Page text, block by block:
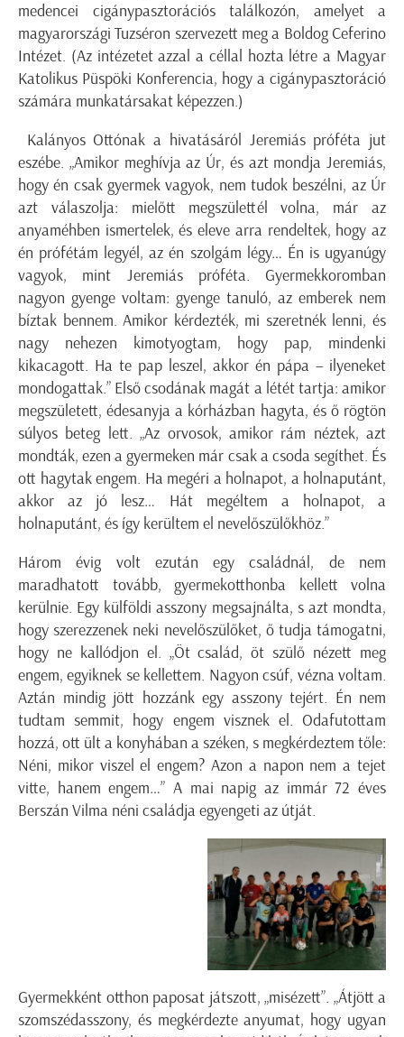
medencei cigánypasztorációs találkozón, amelyet a
magyarországi Tuzséron szervezett meg a Boldog Ceferino
Intézet. (Az intézetet azzal a céllal hozta létre a Magyar
Katolikus Püspöki Konferencia, hogy a cigánypasztoráció
számára munkatársakat képezzen.)
Kalányos Ottónak a hivatásáról Jeremiás próféta jut
eszébe. „Amikor meghívja az Úr, és azt mondja Jeremiás,
hogy én csak gyermek vagyok, nem tudok beszélni, az Úr
azt válaszolja: mielőtt megszülettél volna, már az
anyaméhben ismertelek, és eleve arra rendeltek, hogy az
én prófétám legyél, az én szolgám légy… Én is ugyanúgy
vagyok, mint Jeremiás próféta. Gyermekkoromban
nagyon gyenge voltam: gyenge tanuló, az emberek nem
bíztak bennem. Amikor kérdezték, mi szeretnék lenni, és
nagy nehezen kimotyogtam, hogy pap, mindenki
kikacagott. Ha te pap leszel, akkor én pápa – ilyeneket
mondogattak.” Első csodának magát a létét tartja: amikor
megszületett, édesanyja a kórházban hagyta, és ő rögtön
súlyos beteg lett. „Az orvosok, amikor rám néztek, azt
mondták, ezen a gyermeken már csak a csoda segíthet. És
ott hagytak engem. Ha megéri a holnapot, a holnaputánt,
akkor az jó lesz… Hát megéltem a holnapot, a
holnaputánt, és így kerültem el nevelőszülőkhöz.”
Három évig volt ezután egy családnál, de nem
maradhatott tovább, gyermekotthonba kellett volna
kerülnie. Egy külföldi asszony megsajnálta, s azt mondta,
hogy szerezzenek neki nevelőszülőket, ő tudja támogatni,
hogy ne kallódjon el. „Öt család, öt szülő nézett meg
engem, egyiknek se kellettem. Nagyon csúf, vézna voltam.
Aztán mindig jött hozzánk egy asszony tejért. Én nem
tudtam semmit, hogy engem visznek el. Odafutottam
hozzá, ott ült a konyhában a széken, s megkérdeztem tőle:
Néni, mikor viszel el engem? Azon a napon nem a tejet
vitte, hanem engem…” A mai napig az immár 72 éves
Berszán Vilma néni családja egyengeti az útját.
Gyermekként otthon paposat játszott, „misézett”. „Átjött a
szomszédasszony, és megkérdezte anyumat, hogy ugyan